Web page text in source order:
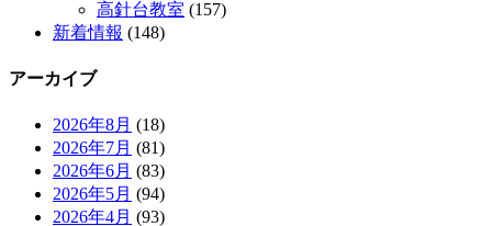
高針台教室 (157)
新着情報 (148)
アーカイブ
2026年8月 (18)
2026年7月 (81)
2026年6月 (83)
2026年5月 (94)
2026年4月 (93)